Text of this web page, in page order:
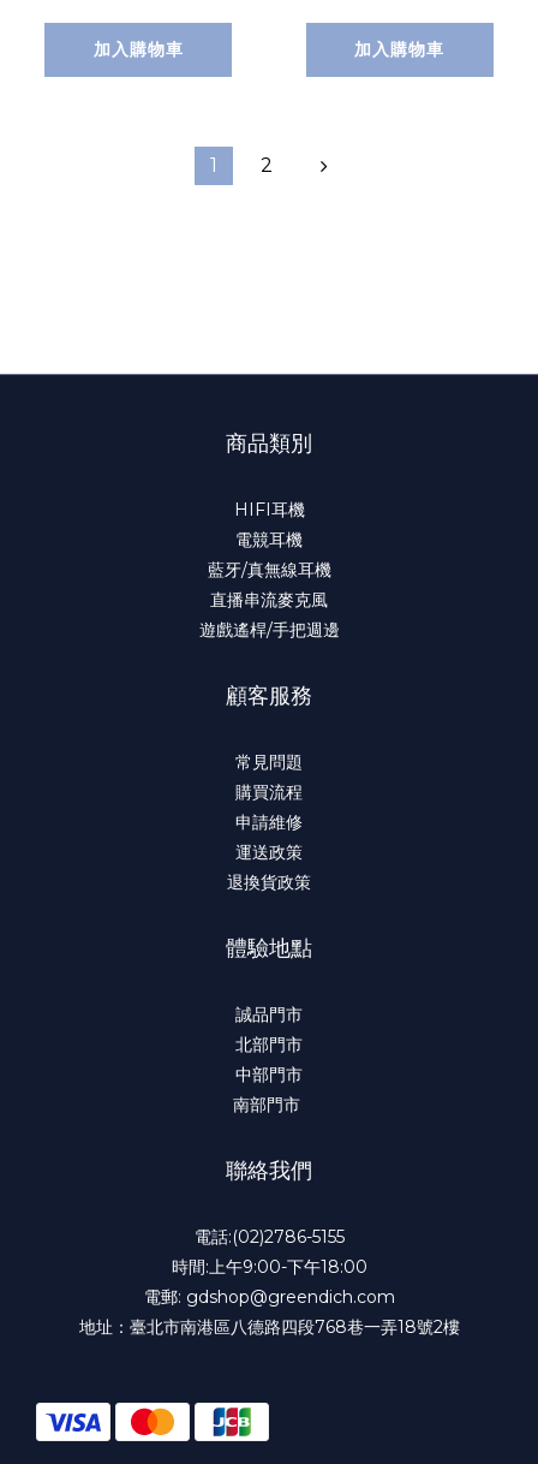
加入購物車 加入購物車
1 2
商品類別
HIFI耳機
電競耳機
藍牙/真無線耳機
直播串流麥克風
遊戲遙桿/手把週邊
顧客服務
常見問題
購買流程
申請維修
運送政策
退換貨政策
體驗地點
誠品門市
北部門市
中部門市
南部門市
聯絡我們
電話:(02)2786-5155
時間:上午9:00-下午18:00
電郵: gdshop@greendich.com
地址：臺北市南港區八德路四段768巷一弄18號2樓